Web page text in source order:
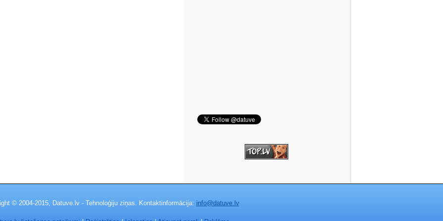
© 2004-2015, Datuve.lv - Tehnoloģiju ziņas. Kontaktinformācija: info@datuve.lv